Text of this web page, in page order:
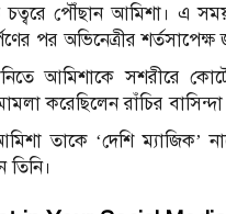
পৌঁছান আমিশা। এ সময়
পর অভিনেত্রীর
আমিশাকে সশরীরে
করেছিলেন রাঁচির
তাকে ‘দেশি ম্যাজিক’